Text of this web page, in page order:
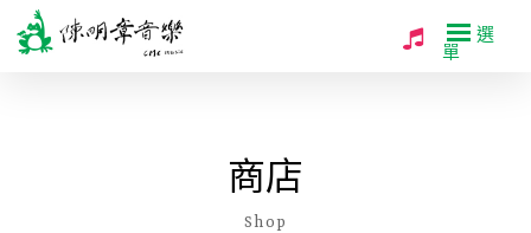
選
單
商店
Shop